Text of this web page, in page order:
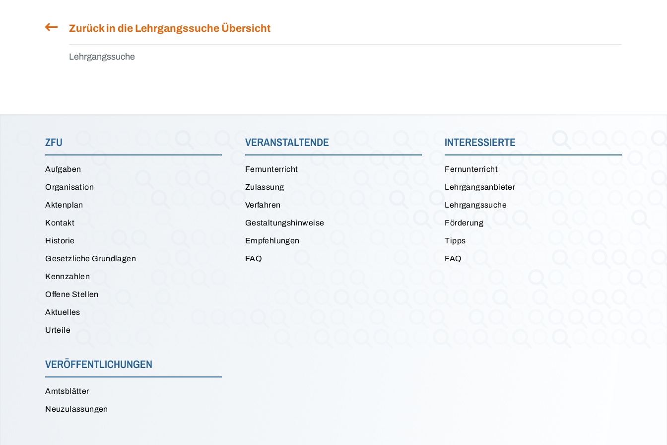
Zurück in die Lehrgangssuche Übersicht
Lehrgangssuche
ZFU
Aufgaben
Organisation
Aktenplan
Kontakt
Historie
Gesetzliche Grundlagen
Kennzahlen
Offene Stellen
Aktuelles
Urteile
VERANSTALTENDE
Fernunterricht
Zulassung
Verfahren
Gestaltungshinweise
Empfehlungen
FAQ
INTERESSIERTE
Fernunterricht
Lehrgangsanbieter
Lehrgangssuche
Förderung
Tipps
FAQ
VERÖFFENTLICHUNGEN
Amtsblätter
Neuzulassungen